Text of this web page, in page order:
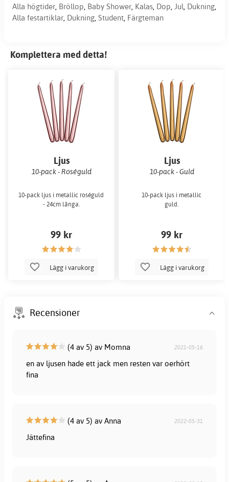
Alla högtider, Bröllop, Baby Shower, Kalas, Dop, Jul, Dukning,
Alla festartiklar, Dukning, Student, Färgteman
Komplettera med detta!
Ljus
10-pack - Roséguld
10-pack ljus i metallic roséguld
- 24cm långa.
99 kr
Lägg i varukorg
Ljus
10-pack - Guld
10-pack ljus i metallic
guld.
99 kr
Lägg i varukorg
Recensioner
(4 av 5) av Momna 2021-05-16
en av ljusen hade ett jack men resten var oerhört
fina
(4 av 5) av Anna 2022-05-31
Jättefina